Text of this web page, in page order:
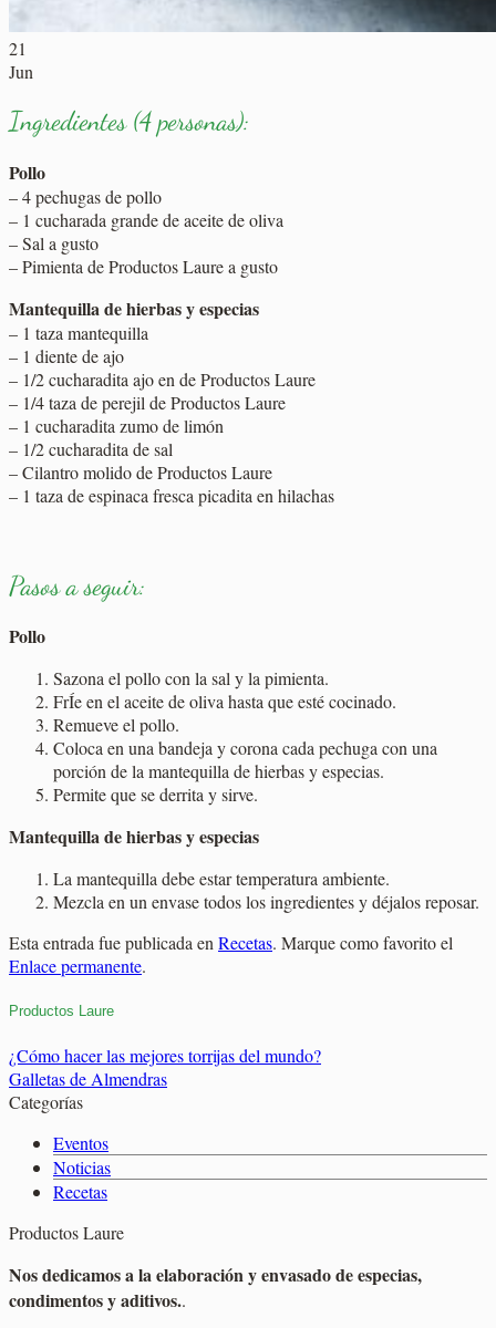
21
Jun
Ingredientes (4 personas):
Pollo
– 4 pechugas de pollo
– 1 cucharada grande de aceite de oliva
– Sal a gusto
– Pimienta de Productos Laure a gusto
Mantequilla de hierbas y especias
– 1 taza mantequilla
– 1 diente de ajo
– 1/2 cucharadita ajo en de Productos Laure
– 1/4 taza de perejil de Productos Laure
– 1 cucharadita zumo de limón
– 1/2 cucharadita de sal
– Cilantro molido de Productos Laure
– 1 taza de espinaca fresca picadita en hilachas
Pasos a seguir:
Pollo
Sazona el pollo con la sal y la pimienta.
FrÍe en el aceite de oliva hasta que esté cocinado.
Remueve el pollo.
Coloca en una bandeja y corona cada pechuga con una
porción de la mantequilla de hierbas y especias.
Permite que se derrita y sirve.
Mantequilla de hierbas y especias
La mantequilla debe estar temperatura ambiente.
Mezcla en un envase todos los ingredientes y déjalos reposar.
Esta entrada fue publicada enRecetas. Marque como favorito el
Enlace permanente.
Productos Laure
¿Cómo hacer las mejores torrijas del mundo?
Galletas de Almendras
Categorías
Eventos
Noticias
Recetas
Productos Laure
Nos dedicamos a la elaboración y envasado de especias,
condimentos y aditivos..